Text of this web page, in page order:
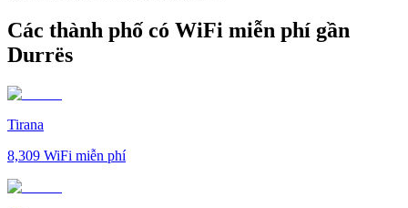
Các thành phố có WiFi miễn phí gần
Durrës
Tirana
8,309 WiFi miễn phí